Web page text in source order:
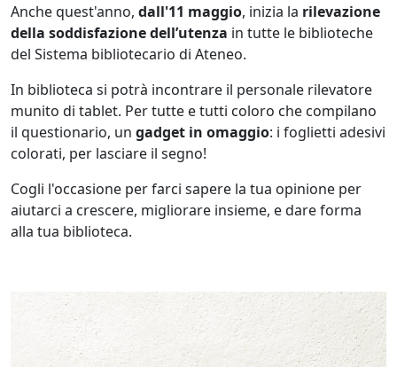
Anche quest'anno, dall'11 maggio, inizia la rilevazione
della soddisfazione dell’utenza in tutte le biblioteche
del Sistema bibliotecario di Ateneo.
In biblioteca si potrà incontrare il personale rilevatore
munito di tablet. Per tutte e tutti coloro che compilano
il questionario, un gadget in omaggio: i foglietti adesivi
colorati, per lasciare il segno!
Cogli l'occasione per farci sapere la tua opinione per
aiutarci a crescere, migliorare insieme, e dare forma
alla tua biblioteca.